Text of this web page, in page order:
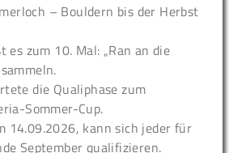
– Bouldern bis der Herbst
es zum 10. Mal: „Ran an die
die Qualiphase zum
Sommer-Cup.
14.09.2026, kann sich jeder für
September qualifizieren.